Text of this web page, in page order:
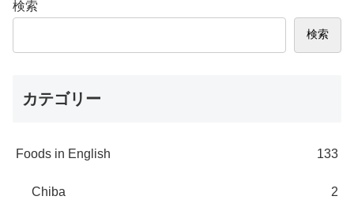
検索
検索
カテゴリー
Foods in English 133
Chiba 2